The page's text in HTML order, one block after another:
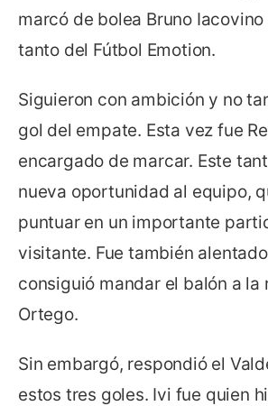
marcó de bolea Bruno
tanto del Fútbol Emotion.
Siguieron con ambición y no
gol del empate. Esta vez fue
encargado de marcar. Este
nueva oportunidad al equipo,
puntuar en un importante
visitante. Fue también
consiguió mandar el balón a la
Ortego.
Sin embargó, respondió el
estos tres goles. Ivi fue quien